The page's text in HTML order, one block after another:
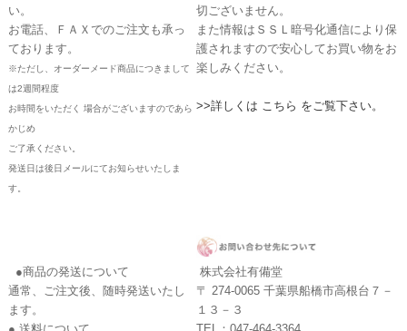
い。
お電話、ＦＡＸでのご注文も承っ
ております。
※ただし、オーダーメード商品につきまして
は2週間程度
お時間をいただく 場合がございますのであら
かじめ
ご了承ください。
発送日は後日メールにてお知らせいたしま
す。
切ございません。
また情報はＳＳＬ暗号化通信により保
護されますので安心してお買い物をお
楽しみください。
>>詳しくは こちら をご覧下さい。
●商品の発送について
通常、ご注文後、随時発送いたし
ます。
株式会社有備堂
〒 274-0065 千葉県船橋市高根台７－
１３－３